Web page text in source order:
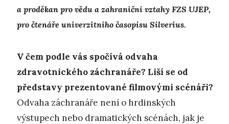
a proděkan pro vědu a zahraniční vztahy FZS UJEP,
pro čtenáře univerzitního časopisu Silverius.
V čem podle vás spočívá odvaha
zdravotnického záchranáře? Liší se od
představy prezentované filmovými scénáři?
Odvaha záchranáře není o hrdinských
výstupech nebo dramatických scénách, jak je